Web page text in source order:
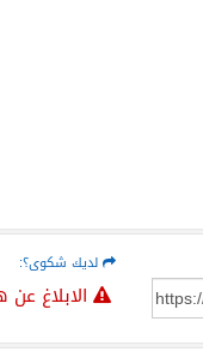
لديك شكوى؟:
الابلاغ عن